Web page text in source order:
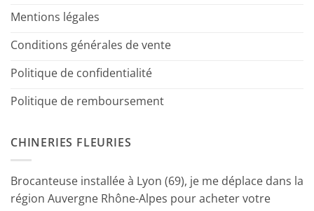
Mentions légales
Conditions générales de vente
Politique de confidentialité
Politique de remboursement
CHINERIES FLEURIES
Brocanteuse installée à Lyon (69), je me déplace dans la
région Auvergne Rhône-Alpes pour acheter votre